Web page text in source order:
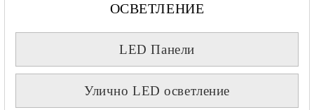
ОСВЕТЛЕНИЕ
LED Панели
Улично LED осветление